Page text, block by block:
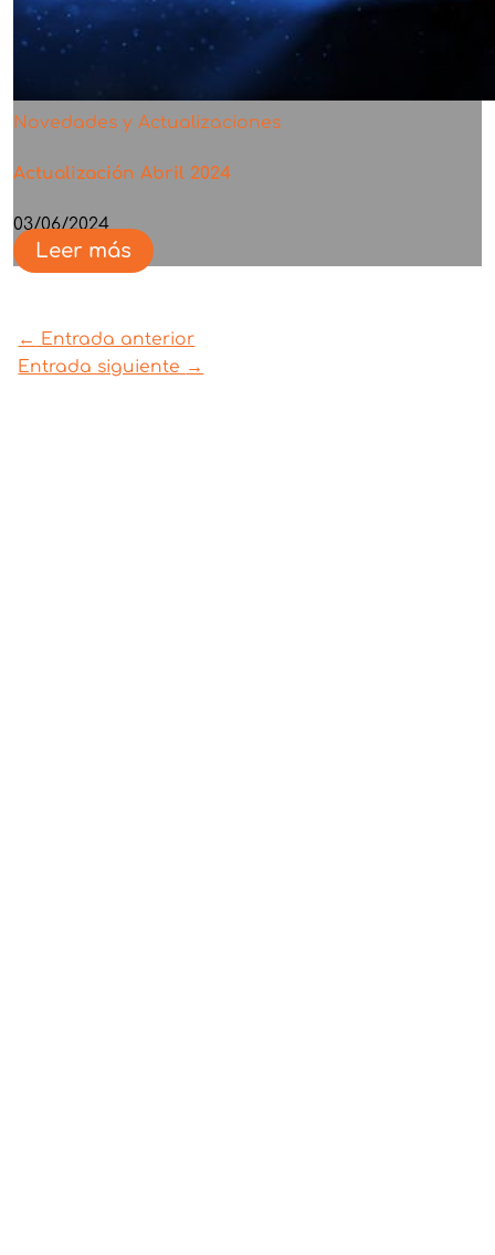
Novedades y Actualizaciones
Actualización Abril 2024
03/06/2024
Leer más
← Entrada anterior
Entrada siguiente →